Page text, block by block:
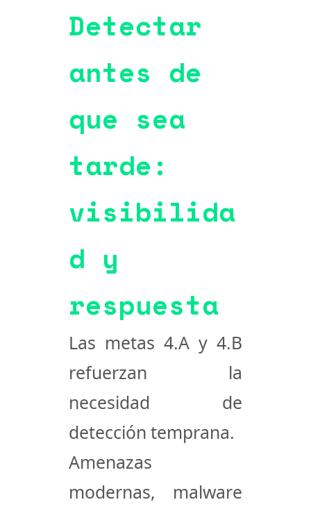
Detectar
antes de
que sea
tarde:
visibilida
d y
respuesta
Las metas 4.A y 4.B
refuerzan la
necesidad de
detección temprana.
Amenazas
modernas, malware